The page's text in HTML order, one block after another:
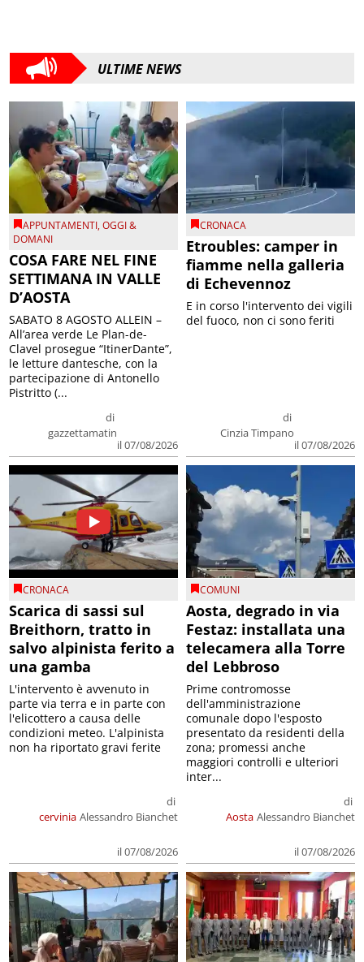
ULTIME NEWS
APPUNTAMENTI,OGGI &
DOMANI
COSA FARE NEL FINE
SETTIMANA IN VALLE
D’AOSTA
di
gazzettamatin
il 07/08/2026
SABATO 8 AGOSTO ALLEIN –
All’area verde Le Plan-de-
Clavel prosegue “ItinerDante”,
le letture dantesche, con la
partecipazione di Antonello
Pistritto (...
CRONACA
Etroubles: camper in
fiamme nella galleria
di Echevennoz
di
Cinzia Timpano
il 07/08/2026
E in corso l'intervento dei vigili
del fuoco, non ci sono feriti
CRONACA
Scarica di sassi sul
Breithorn, tratto in
salvo alpinista ferito a
una gamba
cervinia
di
Alessandro Bianchet
il 07/08/2026
L'intervento è avvenuto in
parte via terra e in parte con
l'elicottero a causa delle
condizioni meteo. L'alpinista
non ha riportato gravi ferite
COMUNI
Aosta, degrado in via
Festaz: installata una
telecamera alla Torre
del Lebbroso
Aosta
di
Alessandro Bianchet
il 07/08/2026
Prime contromosse
dell'amministrazione
comunale dopo l'esposto
presentato da residenti della
zona; promessi anche
maggiori controlli e ulteriori
inter...